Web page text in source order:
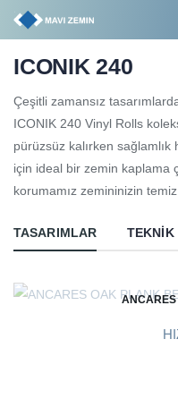
ICONIK 240
Çeşitli zamansız
ICONIK 240 Vinyl Rolls
pürüzsüz kalırken
için ideal bir zemin kaplama
korumamız zemininizin
TASARIMLAR TEKNIK